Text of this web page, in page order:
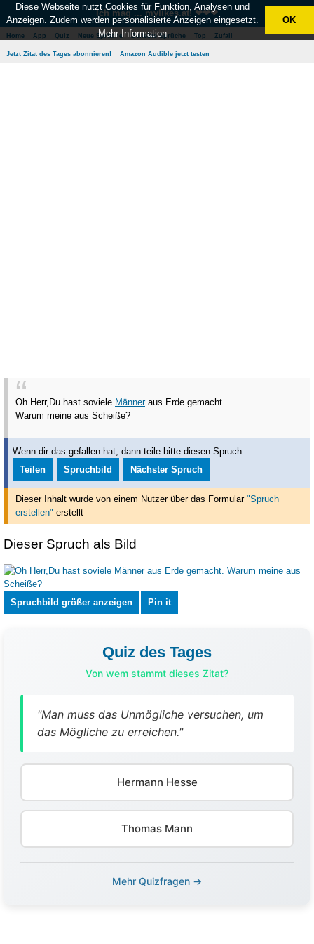
Ich mag ... mylikes.at! ❤❤❤
Home App Quiz Neue Sprüche Beliebte Sprüche Top Zufall
Jetzt Zitat des Tages abonnieren! Amazon Audible jetzt testen
Oh Herr,Du hast soviele Männeraus Erde gemacht.
Warum meine aus Scheiße?
Wenn dir das gefallen hat, dann teile bitte diesen Spruch:
Teilen
Spruchbild Nächster Spruch
Dieser Inhalt wurde von einem Nutzer über das Formular "Spruch
erstellen" erstellt
Dieser Spruch als Bild
Spruchbild größer anzeigen Pin it
Quiz des Tages
Von wem stammt dieses Zitat?
"Man muss das Unmögliche versuchen, um
das Mögliche zu erreichen."
Hermann Hesse
Thomas Mann
Mehr Quizfragen →
Diese Webseite nutzt Cookies für Funktion, Analysen und
Anzeigen. Zudem werden personalisierte Anzeigen eingesetzt.
Mehr Information
OK